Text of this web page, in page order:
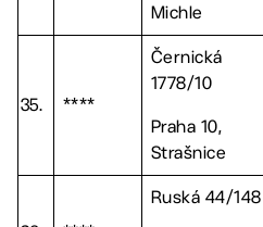
Michle
35. ****
Černická
1778/10
Praha 10,
Strašnice
Ruská 44/148